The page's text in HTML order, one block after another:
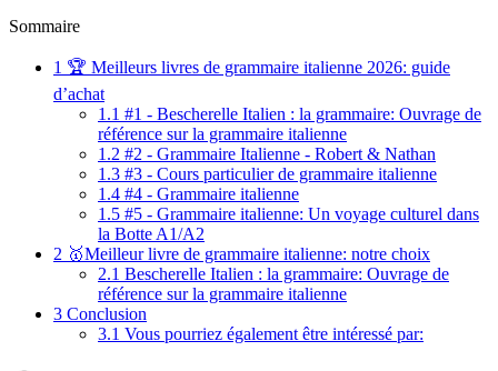
Sommaire
1 🏆 Meilleurs livres de grammaire italienne 2026: guide
d’achat
1.1 #1 - Bescherelle Italien : la grammaire: Ouvrage de
référence sur la grammaire italienne
1.2 #2 - Grammaire Italienne - Robert & Nathan
1.3 #3 - Cours particulier de grammaire italienne
1.4 #4 - Grammaire italienne
1.5 #5 - Grammaire italienne: Un voyage culturel dans
la Botte A1/A2
2 🥇Meilleur livre de grammaire italienne: notre choix
2.1 Bescherelle Italien : la grammaire: Ouvrage de
référence sur la grammaire italienne
3 Conclusion
3.1 Vous pourriez également être intéressé par: